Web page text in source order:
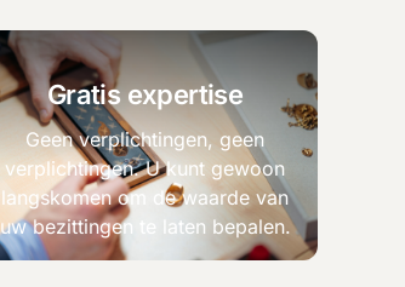
Gratis expertise
Geen verplichtingen, geen
verplichtingen. U kunt gewoon
langskomen om de waarde van
uw bezittingen te laten bepalen.